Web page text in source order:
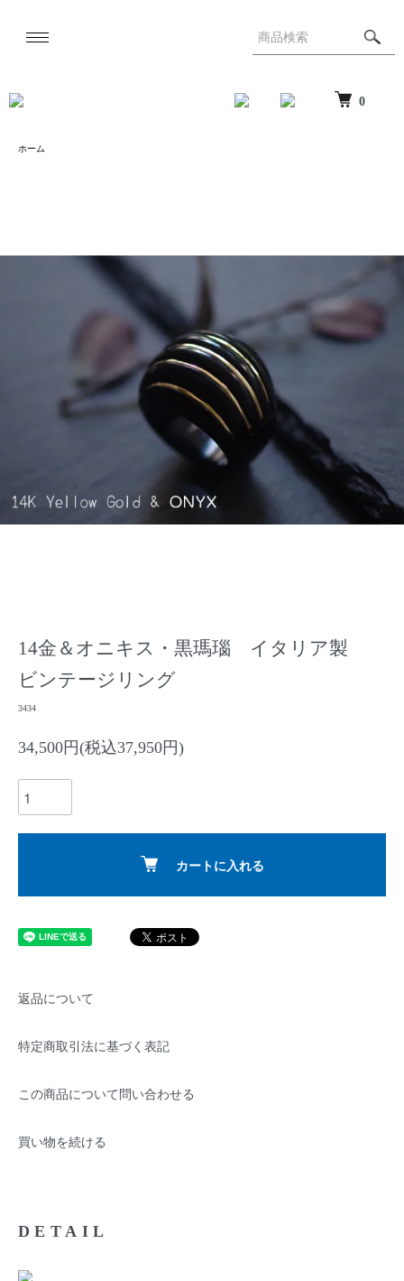
0
ホーム
14金＆オニキス・黒瑪瑙 イタリア製
ビンテージリング
3434
34,500円(税込37,950円)
カートに入れる
返品について
特定商取引法に基づく表記
この商品について問い合わせる
買い物を続ける
DETAIL